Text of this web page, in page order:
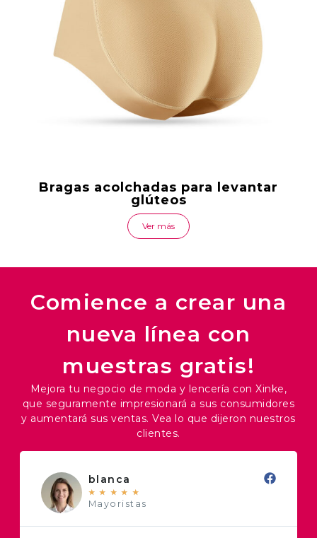
Bragas acolchadas para levantar
glúteos
Ver más
Comience a crear una
nueva línea con
muestras gratis!
Mejora tu negocio de moda y lencería con Xinke,
que seguramente impresionará a sus consumidores
y aumentará sus ventas. Vea lo que dijeron nuestros
clientes.
blanca
★ ★ ★ ★ ★
Mayoristas